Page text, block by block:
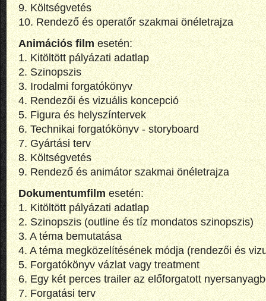
9. Költségvetés
10. Rendező és operatőr szakmai önéletrajza
Animációs filmesetén:
1. Kitöltött pályázati adatlap
2. Szinopszis
3. Irodalmi forgatókönyv
4. Rendezői és vizuális koncepció
5. Figura és helyszíntervek
6. Technikai forgatókönyv - storyboard
7. Gyártási terv
8. Költségvetés
9. Rendező és animátor szakmai önéletrajza
Dokumentumfilmesetén:
1. Kitöltött pályázati adatlap
2. Szinopszis (outline és tíz mondatos szinopszis)
3. A téma bemutatása
4. A téma megközelítésének módja (rendezői és
5. Forgatókönyv vázlat vagy treatment
6. Egy két perces trailer az előforgatott
7. Forgatási terv